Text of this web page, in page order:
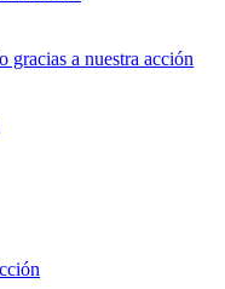
gracias a nuestra acción